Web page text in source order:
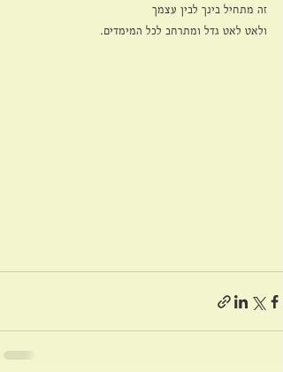
זה מתחיל בינך לבין עצמך
ולאט לאט גדל ומתרחב לכל המימדים.